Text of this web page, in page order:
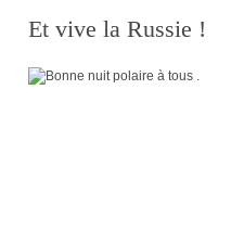
Et vive la Russie !